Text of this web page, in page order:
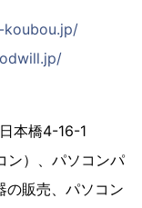
本橋4-16-1
ン）、パソコンパ
の販売、パソコン